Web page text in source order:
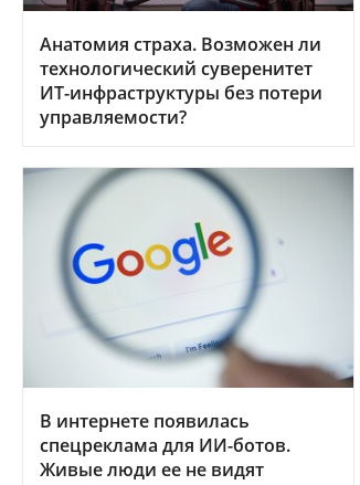
Анатомия страха. Возможен ли
технологический суверенитет
ИТ-инфраструктуры без потери
управляемости?
В интернете появилась
спецреклама для ИИ-ботов.
Живые люди ее не видят